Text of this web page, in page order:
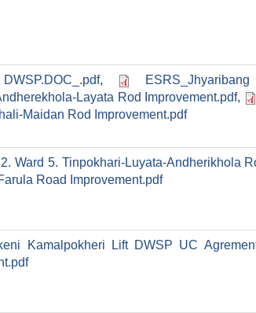
,
Layata Rod Improvement.pdf,
Maidan Rod Improvement.pdf
2. Ward 5. Tinpokhari-Luyata-Andherikhola
Road Improvement.pdf
Kamalpokheri Lift DWSP UC